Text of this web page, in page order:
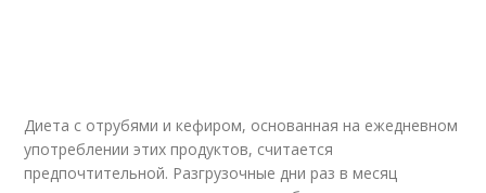
Диета с отрубями и кефиром, основанная на ежедневном
употреблении этих продуктов, считается
предпочтительной. Разгрузочные дни раз в месяц